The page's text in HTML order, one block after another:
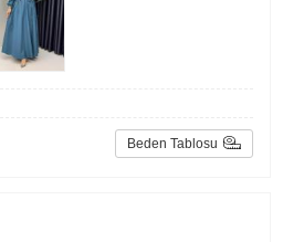
Beden Tablosu